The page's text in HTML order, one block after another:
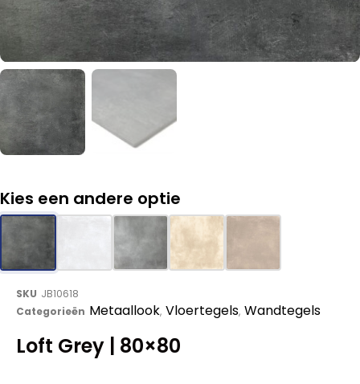
Kies een andere optie
SKU JB10618
Categorieën Metaallook, Vloertegels, Wandtegels
Loft Grey | 80×80